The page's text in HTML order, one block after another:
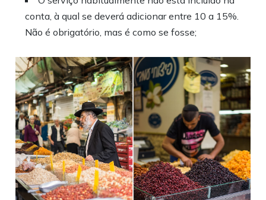
conta, à qual se deverá adicionar entre 10 a 15%.
Não é obrigatório, mas é como se fosse;